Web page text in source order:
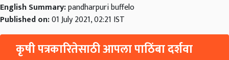
English Summary:pandharpuri buffelo
Published on:01 July 2021, 02:21 IST
कृषी पत्रकारितेसाठी आपला पाठिंबा दर्शवा